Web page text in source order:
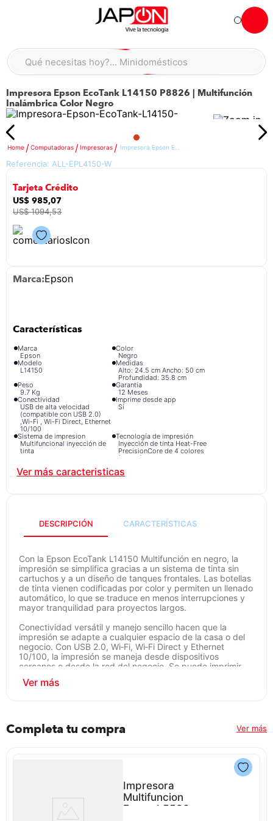
Hola... qué necesitas hoy?
Qué necesitas hoy?... Minidomésticos
Impresora Epson EcoTank L14150 P8826 | Multifunción
Inalámbrica Color Negro
Computadoras Impresoras
Referencia: ALL-EPL4150-W
Tarjeta Crédito
US$ 985,07
US$ 1094,53
Epson
Marca
Epson
Color
Negro
Modelo
L14150
Medidas
Alto: 24.5 cm Ancho: 50 cm
Profundidad: 35.8 cm
Peso
9.7 Kg
Garantía
12 Meses
Conectividad
USB de alta velocidad
(compatible con USB 2.0)
,Wi-Fi , Wi-Fi Direct, Ethernet
10/100
Imprime desde app
Sí
Sistema de impresion
Multifuncional inyección de
tinta
Tecnología de impresión
Inyección de tinta Heat-Free
PrecisionCore de 4 colores
(CMYK)
Velocidad de impresión
Negro 38 ppm y color 24
Hasta 4800 dpi x 1200 dpi
Botellas de Tinta Epson
1.200 dpi x 2.400 dpi
DESCRIPCIÓN CARACTERÍSTICAS
Con la Epson EcoTank L14150 Multifunción en negro, la
impresión se simplifica gracias a un sistema de tinta sin
cartuchos y a un diseño de tanques frontales. Las botellas
de tinta vienen codificadas por color y permiten un llenado
automático, lo que se traduce en menos interrupciones y
mayor tranquilidad para proyectos largos.
Conectividad versátil y manejo sencillo hacen que la
impresión se adapte a cualquier espacio de la casa o del
negocio. Con USB 2.0, Wi‑Fi, Wi‑Fi Direct y Ethernet
10/100, la impresión se maneja desde dispositivos
cercanos o desde la red del negocio. Se puede imprimir
desde la app, y también se ofrece escáner y copias en un
mismo equipo, con función dúplex para aprovechar cada
a la tecnología de impresión Heat‑Free PrecisionCore de 4
colores (CMYK), que ofrece textos nítidos y colores vivos a
minuto en color en modo borrador para proyectos rápidos.
optimizados garantiza detalles claros en textos y gráficos.
Compatible con las botellas de tinta Epson T504 para un
flujo continuo sin complicaciones.
Completa tu compra Ver más
Impresora
Multifuncion
Epson L5590
TÉRMINOS MÁS BUSCADOS
1. moto
lavadora
5 . england sound parlantes
laptop
7. celular
9. congelador